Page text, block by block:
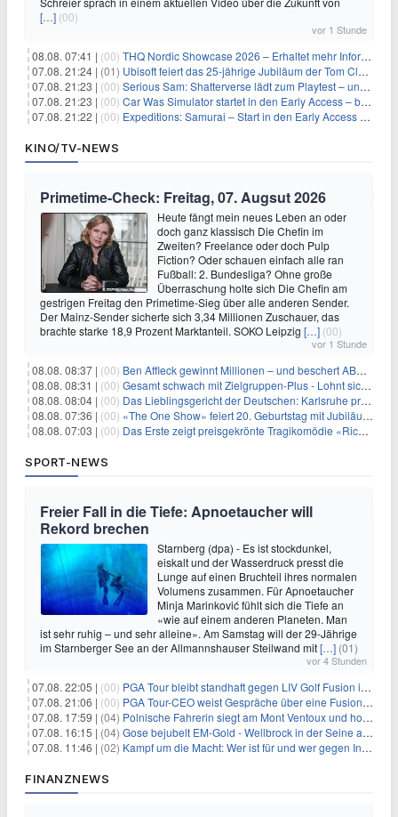
[…] (00)
vor 1 Stunde
08.08. 07:41 | (00) THQ Nordic Showcase 2026 – Erhaltet mehr Informationen
07.08. 21:24 | (01) Ubisoft feiert das 25-jährige Jubiläum der Tom Clancy’s Ghost Recon-Reihe
07.08. 21:23 | (00) Serious Sam: Shatterverse lädt zum Playtest – und erscheint schon bald!
07.08. 21:23 | (00) Car Was Simulator startet in den Early Access – bald gehts los!
07.08. 21:22 | (00) Expeditions: Samurai – Start in den Early Access ab heute im feudalen Japan
KINO/TV-NEWS
Primetime-Check: Freitag, 07. Augsut 2026
Heute fängt mein neues Leben an oder
doch ganz klassisch Die Chefin im
Zweiten? Freelance oder doch Pulp
Fiction? Oder schauen einfach alle ran
Fußball: 2. Bundesliga? Ohne große
Überraschung holte sich Die Chefin am
gestrigen Freitag den Primetime-Sieg über alle anderen Sender.
Der Mainz-Sender sicherte sich 3,34 Millionen Zuschauer, das
brachte starke 18,9 Prozent Marktanteil. SOKO Leipzig […] (00)
vor 1 Stunde
08.08. 08:37 | (00) Ben Affleck gewinnt Millionen – und beschert ABC Top-Quoten
08.08. 08:31 | (00) Gesamt schwach mit Zielgruppen-Plus - Lohnt sich First Dates Hotel doch?
08.08. 08:04 | (00) Das Lieblingsgericht der Deutschen: Karlsruhe prägt seit 75 Jahren die Republik
08.08. 07:36 | (00) «The One Show» feiert 20. Geburtstag mit Jubiläumswoche
08.08. 07:03 | (00) Das Erste zeigt preisgekrönte Tragikomödie «Rickerl» als Free-TV-Premiere
SPORT-NEWS
Freier Fall in die Tiefe: Apnoetaucher will
Rekord brechen
Starnberg (dpa) - Es ist stockdunkel,
eiskalt und der Wasserdruck presst die
Lunge auf einen Bruchteil ihres normalen
Volumens zusammen. Für Apnoetaucher
Minja Marinković fühlt sich die Tiefe an
«wie auf einem anderen Planeten. Man
ist sehr ruhig – und sehr alleine». Am Samstag will der 29-Jährige
im Starnberger See an der Allmannshauser Steilwand mit[…] (01)
vor 4 Stunden
07.08. 22:05 | (00) PGA Tour bleibt standhaft gegen LIV Golf Fusion in einem sich wandelnden Sportumfeld
07.08. 21:06 | (00) PGA Tour-CEO weist Gespräche über eine Fusion mit LIV Golf zurück und bekräftigt die Wettbewerbslandschaft
07.08. 17:59 | (04) Polnische Fahrerin siegt am Mont Ventoux und holt Tour-Gelb
07.08. 16:15 | (04) Gose bejubelt EM-Gold - Wellbrock in der Seine ausgebremst
07.08. 11:46 | (02) Kampf um die Macht: Wer ist für und wer gegen Infantino?
FINANZNEWS